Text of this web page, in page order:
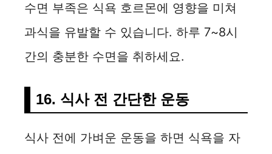
수면 부족은 식욕 호르몬에 영향을 미쳐
과식을 유발할 수 있습니다. 하루 7~8시
간의 충분한 수면을 취하세요.
16. 식사 전 간단한 운동
식사 전에 가벼운 운동을 하면 식욕을 자